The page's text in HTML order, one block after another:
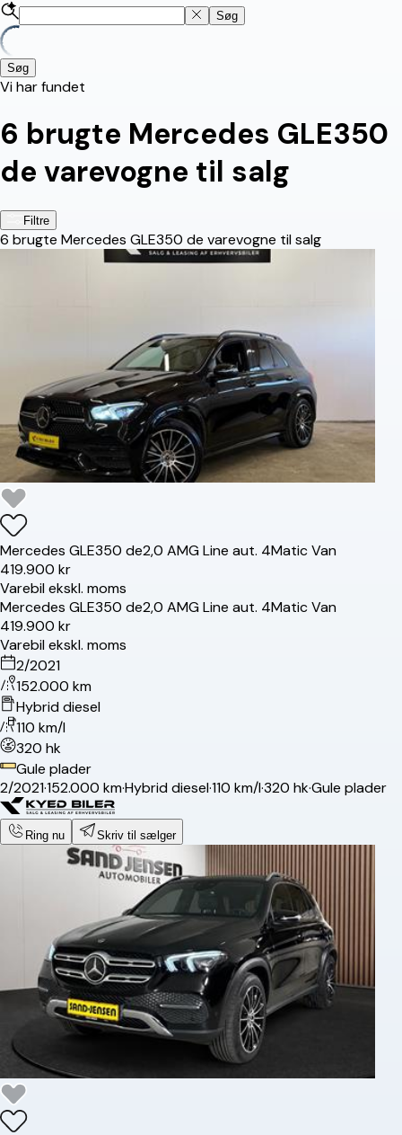
Søg
Søg
Vi har fundet
6 brugte Mercedes GLE350
de varevogne til salg
Filtre
6 brugte Mercedes GLE350 de varevogne til salg
Mercedes GLE350 de2,0 AMG Line aut. 4Matic Van
419.900 kr
Varebil ekskl. moms
Mercedes GLE350 de2,0 AMG Line aut. 4Matic Van
419.900 kr
Varebil ekskl. moms
2/2021
152.000 km
Hybrid diesel
110 km/l
320 hk
Gule plader
2/2021·152.000 km·Hybrid diesel·110 km/l·320 hk·Gule plader
Ring nu Skriv til sælger